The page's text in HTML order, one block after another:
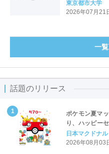
ノベーション
を牽引するス
東京都市大学
2026年07月21
一
話題のリリース
ポケモン夏マ
り、ハッピー
定登場
日本マクドナ
2026年08月03